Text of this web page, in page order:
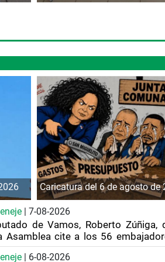
Caricatura del 6 de agosto de
| 7-08-2026
de Vamos, Roberto Zúñiga,
Asamblea cite a los 56
de forma virtual para que
| 6-08-2026